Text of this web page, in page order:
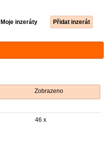
Moje inzeráty Přidat inzerát
Zobrazeno
46 x